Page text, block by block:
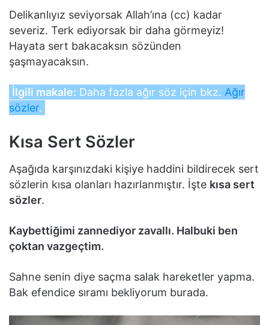
Delikanlıyız seviyorsak Allah’ına (cc) kadar
severiz. Terk ediyorsak bir daha görmeyiz!
Hayata sert bakacaksın sözünden
şaşmayacaksın.
İlgili makale: Daha fazla ağır söz için bkz. Ağır
sözler.
Kısa Sert Sözler
Aşağıda karşınızdaki kişiye haddini bildirecek sert
sözlerin kısa olanları hazırlanmıştır. İşte kısa sert
sözler.
Kaybettiğimi zannediyor zavallı. Halbuki ben
çoktan vazgeçtim.
Sahne senin diye saçma salak hareketler yapma.
Bak efendice sıramı bekliyorum burada.